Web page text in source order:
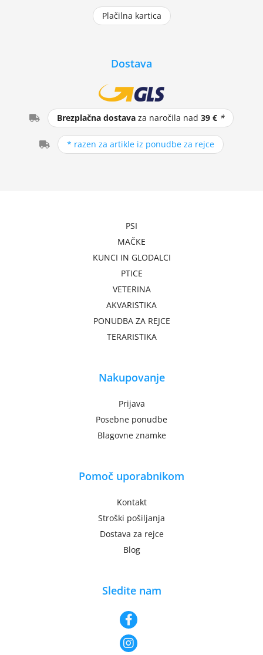
Plačilna kartica
Dostava
Brezplačna dostava za naročila nad39 € *
* razen za artikle iz ponudbe za rejce
PSI
MAČKE
KUNCI IN GLODALCI
PTICE
VETERINA
AKVARISTIKA
PONUDBA ZA REJCE
TERARISTIKA
Nakupovanje
Prijava
Posebne ponudbe
Blagovne znamke
Pomoč uporabnikom
Kontakt
Stroški pošiljanja
Dostava za rejce
Blog
Sledite nam